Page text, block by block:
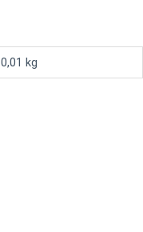
0,01 kg